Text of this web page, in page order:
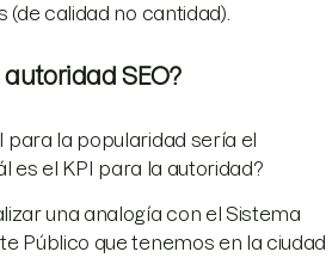
(de calidad no cantidad).
SEO?
para la popularidad sería el
es el KPI para la autoridad?
una analogía con el Sistema
Público que tenemos en la ciudad